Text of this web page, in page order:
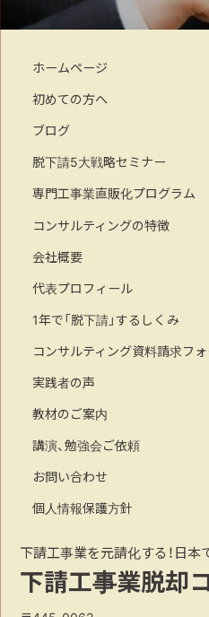
ホームページ
初めての方へ
ブログ
脱下請5大戦略セミナー
専門工事業直販化プログラム
コンサルティングの特徴
会社概要
代表プロフィール
1年で「脱下請」するしくみ
コンサルティング資料請求フ
実践者の声
教材のご案内
講演、勉強会ご依頼
お問い合わせ
個人情報保護方針
下請工事業を元請化する！日
下請工事業脱却